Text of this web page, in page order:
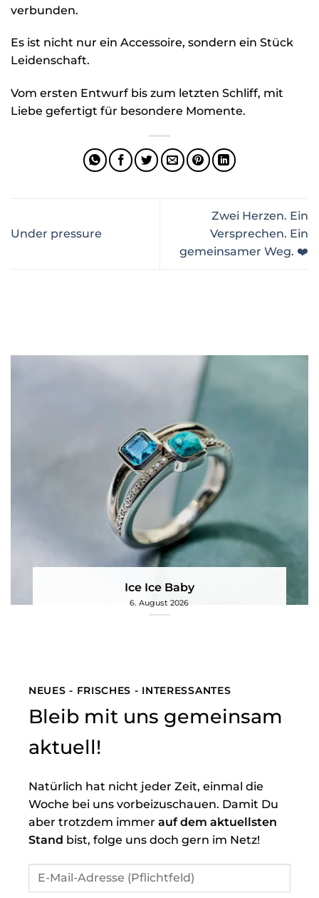
verbunden.
Es ist nicht nur ein Accessoire, sondern ein Stück
Leidenschaft.
Vom ersten Entwurf bis zum letzten Schliff, mit
Liebe gefertigt für besondere Momente.
Under pressure
Zwei Herzen. Ein
Versprechen. Ein
gemeinsamer Weg. ❤️
Ice Ice Baby
6. August 2026
NEUES - FRISCHES - INTERESSANTES
Bleib mit uns gemeinsam
aktuell!
Natürlich hat nicht jeder Zeit, einmal die
Woche bei uns vorbeizuschauen. Damit Du
aber trotzdem immer auf dem aktuellsten
Stand bist, folge uns doch gern im Netz!